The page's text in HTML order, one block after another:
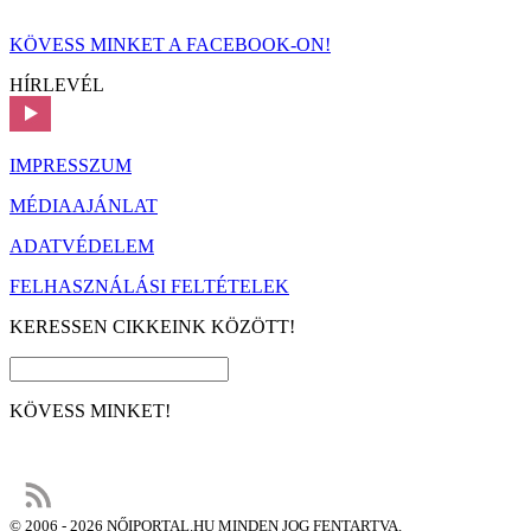
KÖVESS MINKET A FACEBOOK-ON!
HÍRLEVÉL
IMPRESSZUM
MÉDIAAJÁNLAT
ADATVÉDELEM
FELHASZNÁLÁSI FELTÉTELEK
KERESSEN CIKKEINK KÖZÖTT!
KÖVESS MINKET!
© 2006 - 2026 NŐIPORTAL.HU MINDEN JOG FENTARTVA.